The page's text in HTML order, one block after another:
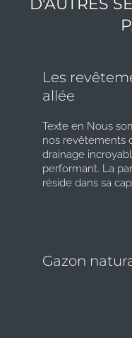
D'AUTRES
Les
allée
Texte en Nous
nos revêtements
drainage
performant. La
réside dans sa
Gazon